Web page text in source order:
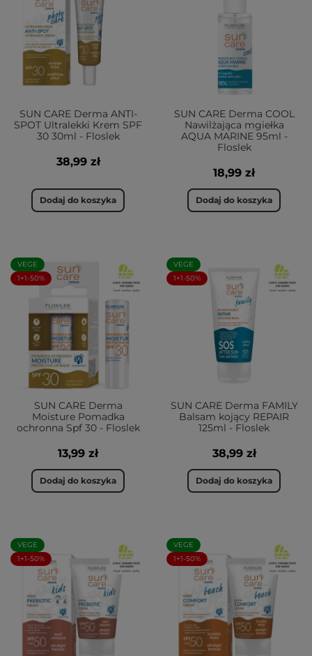
SUN CARE Derma ANTI-
SPOT Ultralekki Krem SPF
30 30ml - Floslek
38,99 zł
Dodaj do koszyka
SUN CARE Derma COOL
Nawilżająca mgiełka
AQUA MARINE 95ml -
Floslek
18,99 zł
Dodaj do koszyka
VEGE
1+1-50%
SUN CARE Derma
Moisture Pomadka
ochronna Spf 30 - Floslek
13,99 zł
Dodaj do koszyka
VEGE
1+1-50%
SUN CARE Derma FAMILY
Balsam kojący REPAIR
125ml - Floslek
38,99 zł
Dodaj do koszyka
VEGE
1+1-50%
VEGE
1+1-50%